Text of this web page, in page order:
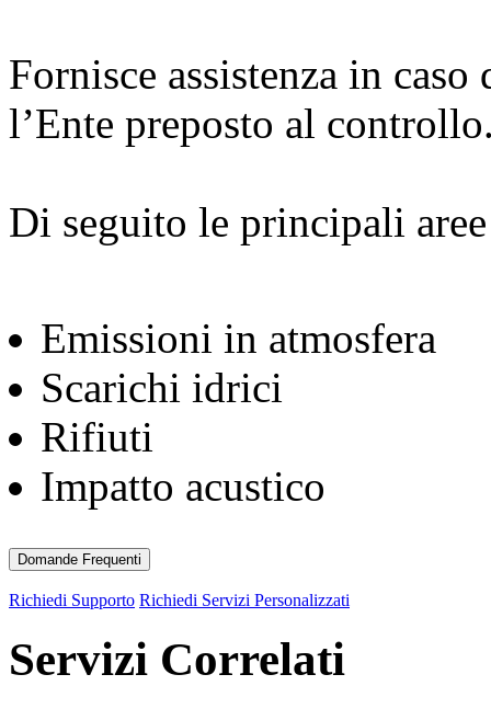
Fornisce assistenza in
l’Ente preposto al
Di seguito le principali
Emissioni in atmosfera
Scarichi idrici
Rifiuti
Impatto acustico
Domande Frequenti
Richiedi Supporto Richiedi Servizi Personalizzati
Servizi Correlati